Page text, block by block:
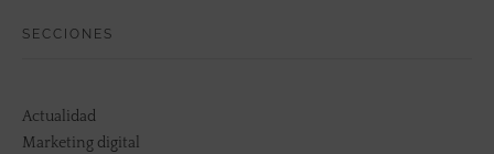
SECCIONES
Actualidad
Marketing digital